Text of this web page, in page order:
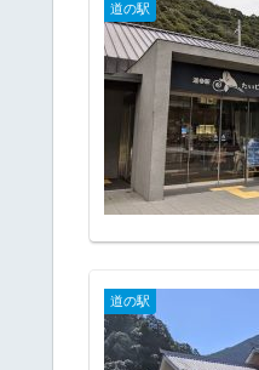
道の駅
道の駅